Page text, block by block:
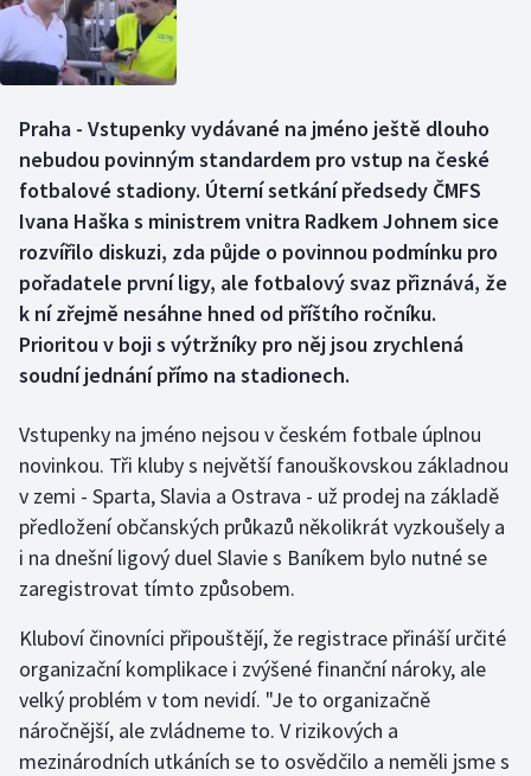
Biatlon
Boby a skeleton
Box
Curling
Dostihy
Florbal
Futsal
Golf
Házená
Jezdectví
Judo
Krasobruslení
Lezení
Aplikace ČT sport
AZ kvíz
Praha - Vstupenky vydávané na jméno ještě dlouho
nebudou povinným standardem pro vstup na české
fotbalové stadiony. Úterní setkání předsedy ČMFS
Ivana Haška s ministrem vnitra Radkem Johnem sice
rozvířilo diskuzi, zda půjde o povinnou podmínku pro
pořadatele první ligy, ale fotbalový svaz přiznává, že
k ní zřejmě nesáhne hned od příštího ročníku.
Prioritou v boji s výtržníky pro něj jsou zrychlená
soudní jednání přímo na stadionech.
Vstupenky na jméno nejsou v českém fotbale úplnou
novinkou. Tři kluby s největší fanouškovskou základnou
v zemi - Sparta, Slavia a Ostrava - už prodej na základě
předložení občanských průkazů několikrát vyzkoušely a
i na dnešní ligový duel Slavie s Baníkem bylo nutné se
zaregistrovat tímto způsobem.
Kluboví činovníci připouštějí, že registrace přináší určité
organizační komplikace i zvýšené finanční nároky, ale
velký problém v tom nevidí. "Je to organizačně
náročnější, ale zvládneme to. V rizikových a
mezinárodních utkáních se to osvědčilo a neměli jsme s